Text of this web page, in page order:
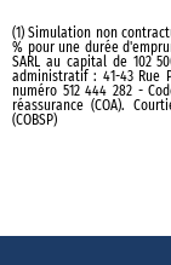
(1) Simulation non
% pour une durée
SARL au capital de 102
administratif : 41-43 Rue
numéro 512 444 282 -
réassurance (COA).
(COBSP)